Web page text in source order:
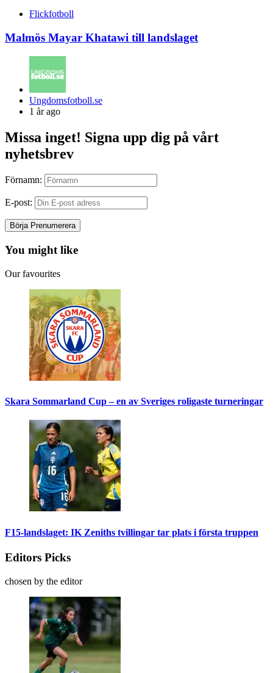
Flickfotboll
Malmös Mayar Khatawi till landslaget
Posted
by
Ungdomsfotboll.se
1 år ago
Missa inget! Signa upp dig på vårt
nyhetsbrev
Förnamn:
E-post:
You might like
Our favourites
Skara Sommarland Cup – en av Sveriges roligaste turneringar
F15-landslaget: IK Zeniths tvillingar tar plats i första truppen
Editors Picks
chosen by the editor